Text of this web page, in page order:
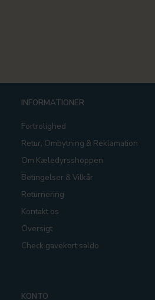
INFORMATIONER
Fortrolighed
Retur, Ombytning & Reklamation
Om Kæledyrsshoppen
Betingelser & Vilkår
Returnering
Kontakt os
Oversigt
Check gavekort saldo
KONTO